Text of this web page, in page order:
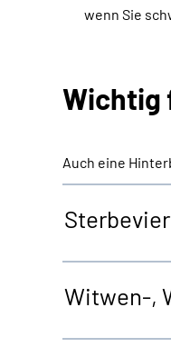
wenn Sie
Wichtig
Auch eine
Witwen-,